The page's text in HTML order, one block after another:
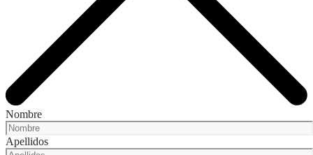
Nombre
Apellidos